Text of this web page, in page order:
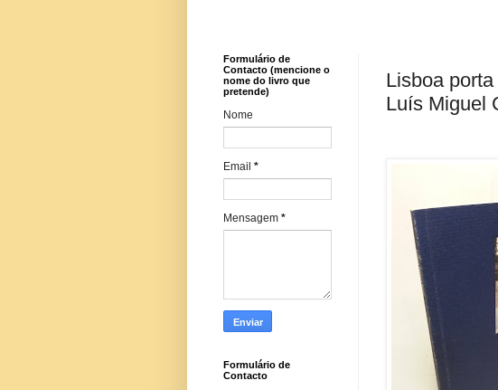
Lisboa
Luís Miguel
Formulário de
Contacto (mencione o
nome do livro que
pretende)
Nome
Email *
Mensagem *
Formulário de
Contacto